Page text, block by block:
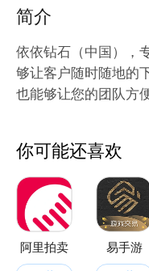
简介
依依钻石（中国），
够让客户随时随地的
也能够让您的团队方
你可能还喜欢
阿里拍卖 易手游